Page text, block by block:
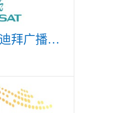
2025年Cabsat迪拜广播电视展